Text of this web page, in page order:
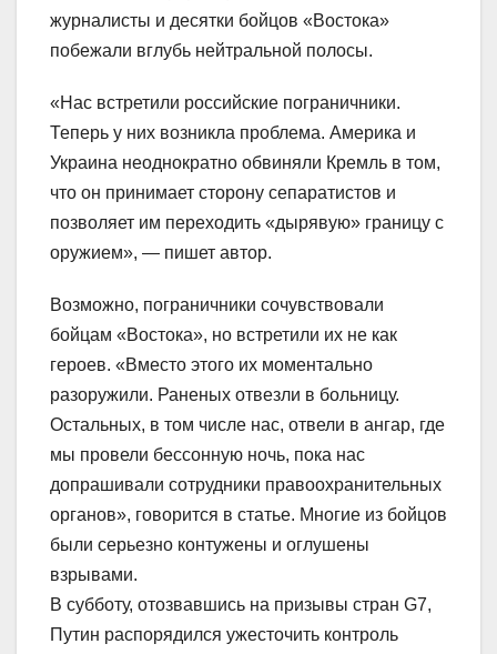
журналисты и десятки бойцов «Востока»
побежали вглубь нейтральной полосы.
«Нас встретили российские пограничники.
Теперь у них возникла проблема. Америка и
Украина неоднократно обвиняли Кремль в том,
что он принимает сторону сепаратистов и
позволяет им переходить «дырявую» границу с
оружием», — пишет автор.
Возможно, пограничники сочувствовали
бойцам «Востока», но встретили их не как
героев. «Вместо этого их моментально
разоружили. Раненых отвезли в больницу.
Остальных, в том числе нас, отвели в ангар, где
мы провели бессонную ночь, пока нас
допрашивали сотрудники правоохранительных
органов», говорится в статье. Многие из бойцов
были серьезно контужены и оглушены
взрывами.
В субботу, отозвавшись на призывы стран G7,
Путин распорядился ужесточить контроль